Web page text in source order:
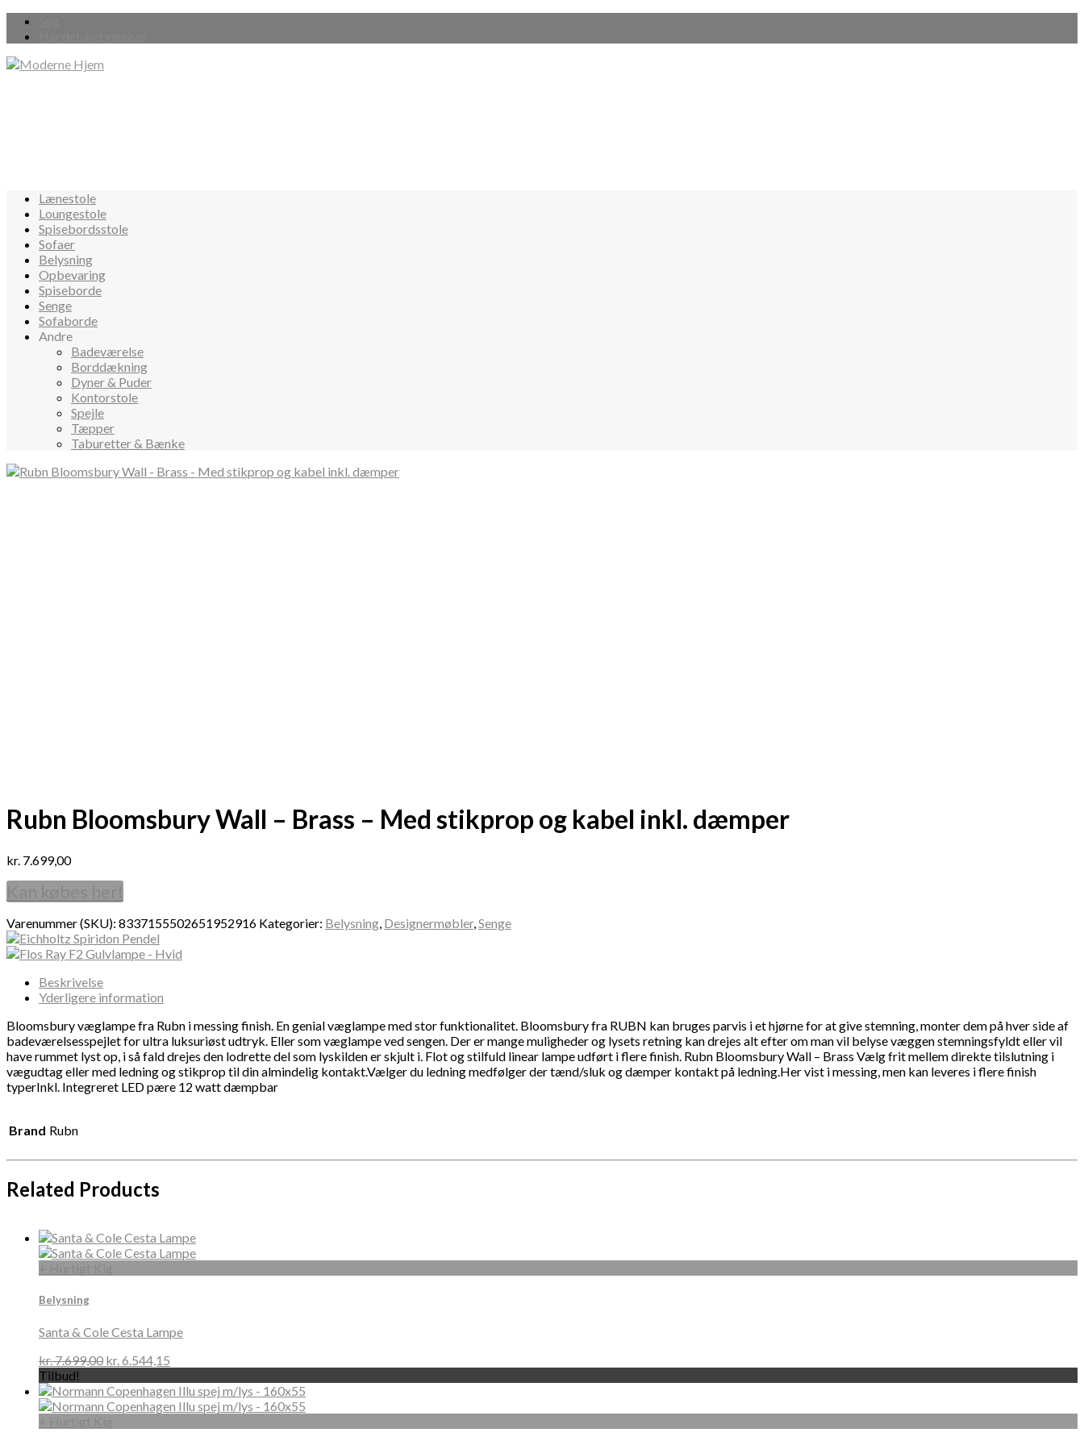
Lænestole
Loungestole
Spisebordsstole
Sofaer
Belysning
Opbevaring
Spiseborde
Senge
Sofaborde
Andre
Badeværelse
Borddækning
Dyner & Puder
Kontorstole
Spejle
Tæpper
Taburetter & Bænke
Rubn Bloomsbury Wall – Brass – Med stikprop og kabel inkl. dæmper
kr. 7.699,00
Varenummer (SKU): 8337155502651952916 Kategorier: Belysning, Designermøbler,Senge
Beskrivelse
Yderligere information
Bloomsbury væglampe fra Rubn i messing finish. En genial væglampe med stor funktionalitet. Bloomsbury fra RUBN kan bruges parvis i et hjørne for at give stemning, monter dem på hver side af
badeværelsesspejlet for ultra luksuriøst udtryk. Eller som væglampe ved sengen. Der er mange muligheder og lysets retning kan drejes alt efter om man vil belyse væggen stemningsfyldt eller vil
have rummet lyst op, i så fald drejes den lodrette del som lyskilden er skjult i. Flot og stilfuld linear lampe udført i flere finish. Rubn Bloomsbury Wall – Brass Vælg frit mellem direkte tilslutning i
vægudtag eller med ledning og stikprop til din almindelig kontakt.Vælger du ledning medfølger der tænd/sluk og dæmper kontakt på ledning.Her vist i messing, men kan leveres i flere finish
typerInkl. Integreret LED pære 12 watt dæmpbar
Brand Rubn
Related Products
Belysning
Santa & Cole Cesta Lampe
kr.7.699,00 kr.6.544,15
Tilbud!